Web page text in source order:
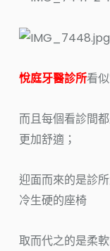
悅庭牙醫診所看
而且每個看診間
更加舒適；
迎面而來的是診
冷生硬的座椅
取而代之的是柔